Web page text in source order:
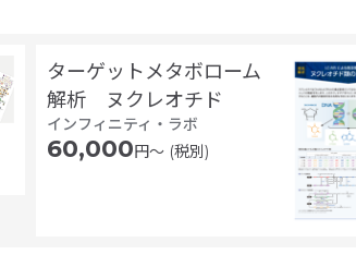
ターゲットメタボローム
解析 ヌクレオチド
インフィニティ・ラボ
60,000円〜 (税別)